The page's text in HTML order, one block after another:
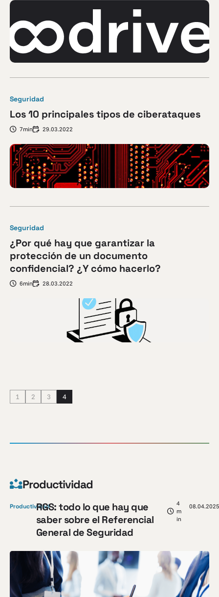
Seguridad
Los 10 principales tipos de ciberataques
7min 29.03.2022
Seguridad
¿Por qué hay que garantizar la
protección de un documento
confidencial? ¿Y cómo hacerlo?
6min 28.03.2022
1 2 3 4
Productividad
ProductividadRGS: todo lo que hay que
saber sobre el Referencial
General de Seguridad
4
m
in